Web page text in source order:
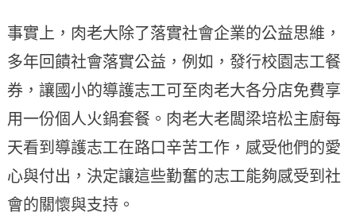
事實上，肉老大除了落實社會企業的公益思維，
多年回饋社會落實公益，例如，發行校園志工餐
券，讓國小的導護志工可至肉老大各分店免費享
用一份個人火鍋套餐。肉老大老闆梁培松主廚每
天看到導護志工在路口辛苦工作，感受他們的愛
心與付出，決定讓這些勤奮的志工能夠感受到社
會的關懷與支持。